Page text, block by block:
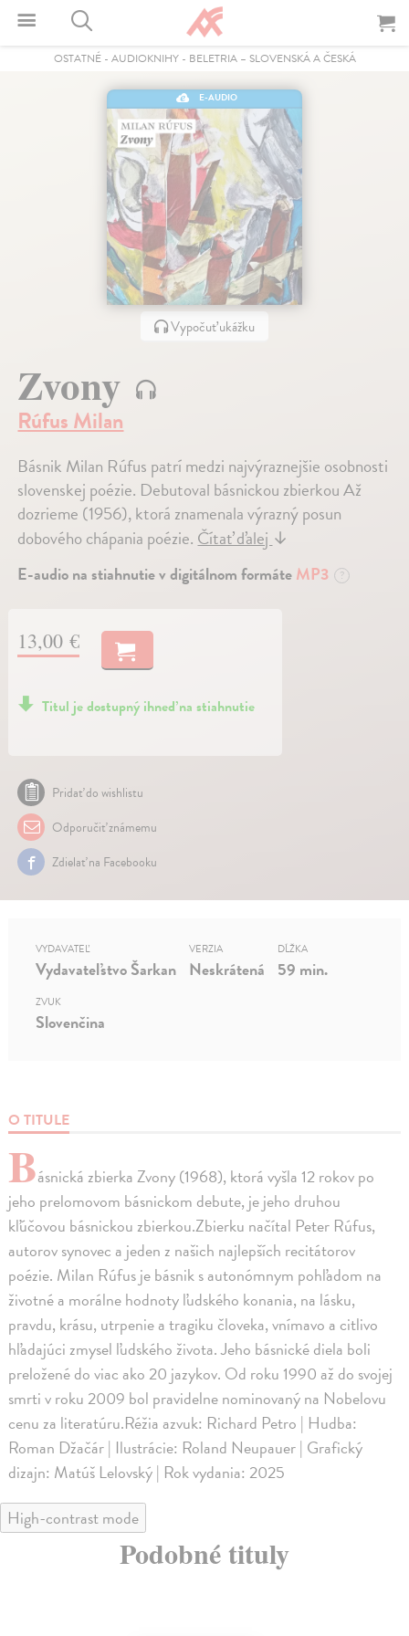
OSTATNÉ- AUDIOKNIHY- BELETRIA – SLOVENSKÁ A ČESKÁ
E-AUDIO
Vypočuť ukážku
Zvony
Rúfus Milan
Básnik Milan Rúfus patrí medzi najvýraznejšie osobnosti
slovenskej poézie. Debutoval básnickou zbierkou Až
dozrieme (1956), ktorá znamenala výrazný posun
dobového chápania poézie.Čítať ďalej↓
E-audio na stiahnutie v digitálnom formáteMP3 ?
13,00 €
Titul je dostupný ihneď na stiahnutie
Pridať do wishlistu
Odporučiť známemu
Zdielať na Facebooku
O TITULE
Básnická zbierka Zvony (1968), ktorá vyšla 12 rokov po
jeho prelomovom básnickom debute, je jeho druhou
kľúčovou básnickou zbierkou.Zbierku načítal Peter Rúfus,
autorov synovec a jeden z našich najlepších recitátorov
poézie. Milan Rúfus je básnik s autonómnym pohľadom na
životné a morálne hodnoty ľudského konania, na lásku,
pravdu, krásu, utrpenie a tragiku človeka, vnímavo a citlivo
hľadajúci zmysel ľudského života. Jeho básnické diela boli
preložené do viac ako 20 jazykov. Od roku 1990 až do svojej
smrti v roku 2009 bol pravidelne nominovaný na Nobelovu
cenu za literatúru.Réžia azvuk: Richard Petro | Hudba:
Roman Džačár | Ilustrácie: Roland Neupauer | Grafický
dizajn: Matúš Lelovský | Rok vydania: 2025
VYDAVATEĽ
Vydavateľstvo Šarkan
VERZIA
Neskrátená
DĹŽKA
59 min.
ZVUK
Slovenčina
High-contrast mode
Podobné tituly